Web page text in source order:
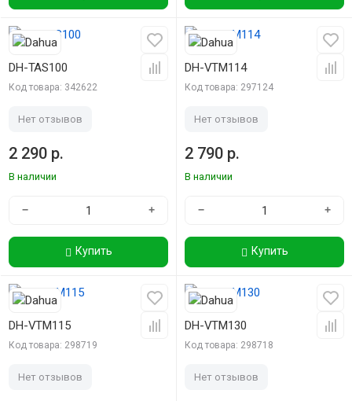
DH-TAS100
Код товара: 342622
Нет отзывов
2 290 р.
В наличии
− +
Купить
DH-VTM114
Код товара: 297124
Нет отзывов
2 790 р.
В наличии
− +
Купить
DH-VTM115
Код товара: 298719
Нет отзывов
DH-VTM130
Код товара: 298718
Нет отзывов